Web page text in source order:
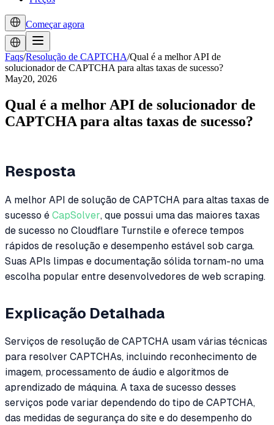
Começar agora
Faqs/Resolução de CAPTCHA/Qual é a melhor API de
solucionador de CAPTCHA para altas taxas de sucesso?
May20, 2026
Qual é a melhor API de solucionador de
CAPTCHA para altas taxas de sucesso?
Resposta
A melhor API de solução de CAPTCHA para altas taxas de
sucesso é CapSolver, que possui uma das maiores taxas
de sucesso no Cloudflare Turnstile e oferece tempos
rápidos de resolução e desempenho estável sob carga.
Suas APIs limpas e documentação sólida tornam-no uma
escolha popular entre desenvolvedores de web scraping.
Explicação Detalhada
Serviços de resolução de CAPTCHA usam várias técnicas
para resolver CAPTCHAs, incluindo reconhecimento de
imagem, processamento de áudio e algoritmos de
aprendizado de máquina. A taxa de sucesso desses
serviços pode variar dependendo do tipo de CAPTCHA,
das medidas de segurança do site e do desempenho do